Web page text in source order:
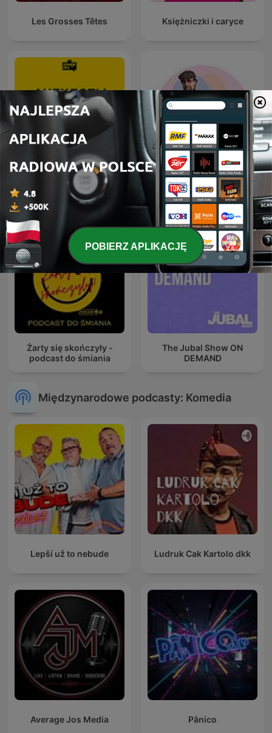
Les Grosses Têtes Księżniczki i caryce
Анекдоты Игоря
Маменко
MÓWI SIĘ
Żarty się skończyły -
podcast do śmiania
The Jubal Show ON
DEMAND
Międzynarodowe podcasty: Komedia
Lepší už to nebude Ludruk Cak Kartolo dkk
Average Jos Media Pânico
POBIERZ APLIKACJĘ